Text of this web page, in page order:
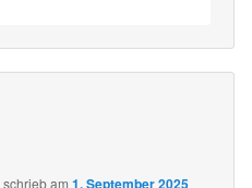
schriebam1. September 2025